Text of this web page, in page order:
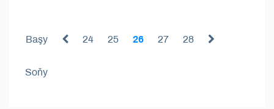
Başy 24 25 26 27 28
Soňy